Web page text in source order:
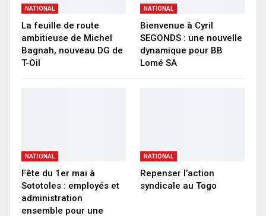
NATIONAL
La feuille de route
ambitieuse de Michel
Bagnah, nouveau DG de
T-Oil
NATIONAL
Bienvenue à Cyril
SEGONDS : une nouvelle
dynamique pour BB
Lomé SA
NATIONAL
Fête du 1er mai à
Sototoles : employés et
administration
ensemble pour une
NATIONAL
Repenser l’action
syndicale au Togo